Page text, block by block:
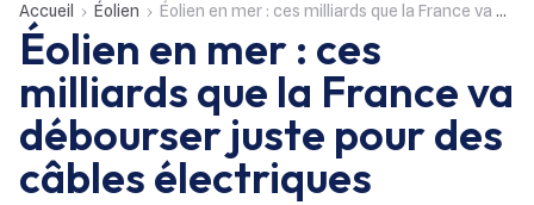
Accueil Éolien Éolien en mer : ces milliards que la France va débourser juste pour des câbles électriques
Éolien en mer : ces
milliards que la France va
débourser juste pour des
câbles électriques